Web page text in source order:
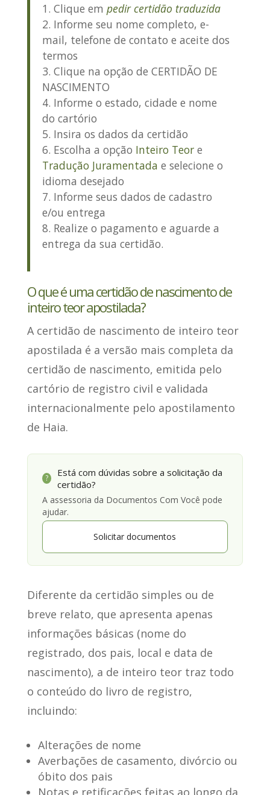
Clique em pedir certidão traduzida
Informe seu nome completo, e-
mail, telefone de contato e aceite dos
termos
Clique na opção de CERTIDÃO DE
NASCIMENTO
Informe o estado, cidade e nome
do cartório
Insira os dados da certidão
Escolha a opção Inteiro Teore
Tradução Juramentada e selecione o
idioma desejado
Informe seus dados de cadastro
e/ou entrega
Realize o pagamento e aguarde a
entrega da sua certidão.
O que é uma certidão de nascimento de
inteiro teor apostilada?
A certidão de nascimento de inteiro teor
apostilada é a versão mais completa da
certidão de nascimento, emitida pelo
cartório de registro civil e validada
internacionalmente pelo apostilamento
de Haia.
?
Está com dúvidas sobre a solicitação da
certidão?
A assessoria da Documentos Com Você pode
ajudar.
Solicitar documentos
Diferente da certidão simples ou de
breve relato, que apresenta apenas
informações básicas (nome do
registrado, dos pais, local e data de
nascimento), a de inteiro teor traz todo
o conteúdo do livro de registro,
incluindo:
Alterações de nome
Averbações de casamento, divórcio ou
óbito dos pais
Notas e retificações feitas ao longo da